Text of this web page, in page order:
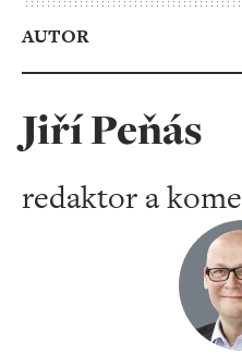
AUTOR
Jiří Peňás
redaktor a